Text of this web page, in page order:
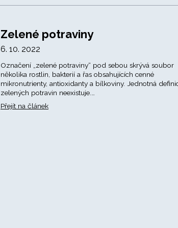
Zelené potraviny
6. 10. 2022
Označení „zelené potraviny“ pod sebou skrývá soubor
několika rostlin, bakterií a řas obsahujících cenné
mikronutrienty, antioxidanty a bílkoviny. Jednotná
zelených potravin neexistuje.…
Přejít na článek